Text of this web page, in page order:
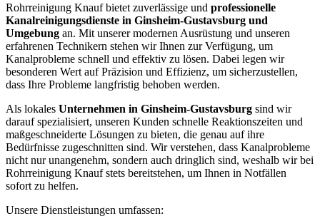
Rohrreinigung Knauf bietet zuverlässige und professionelle
Kanalreinigungsdienste in Ginsheim-Gustavsburg und
Umgebung an. Mit unserer modernen Ausrüstung und unseren
erfahrenen Technikern stehen wir Ihnen zur Verfügung, um
Kanalprobleme schnell und effektiv zu lösen. Dabei legen wir
besonderen Wert auf Präzision und Effizienz, um sicherzustellen,
dass Ihre Probleme langfristig behoben werden.
Als lokales Unternehmen in Ginsheim-Gustavsburg sind wir
darauf spezialisiert, unseren Kunden schnelle Reaktionszeiten und
maßgeschneiderte Lösungen zu bieten, die genau auf ihre
Bedürfnisse zugeschnitten sind. Wir verstehen, dass Kanalprobleme
nicht nur unangenehm, sondern auch dringlich sind, weshalb wir bei
Rohrreinigung Knauf stets bereitstehen, um Ihnen in Notfällen
sofort zu helfen.
Unsere Dienstleistungen umfassen: